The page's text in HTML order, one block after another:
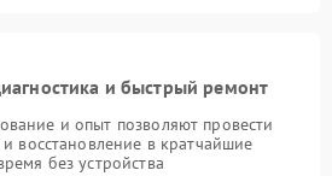
и быстрый ремонт
и опыт позволяют провести
и восстановление в кратчайшие
без устройства